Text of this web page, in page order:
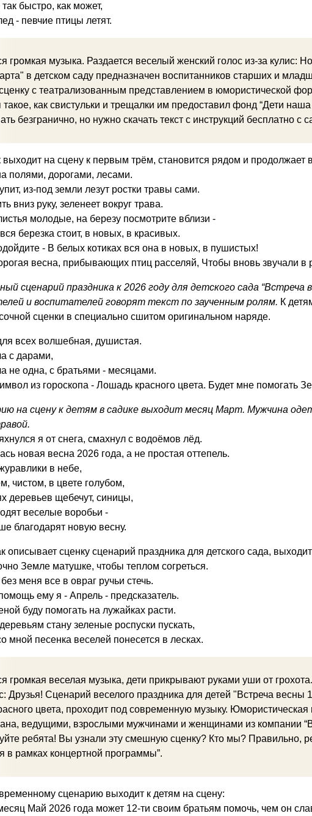
быстро, как может,
- певчие птицы летят.
громкая музыка. Раздается веселый женский голос из-за кулис:
в детском саду предназначен воспитанников старших и
с театрализованным представлением в юмористической
такое, как свистульки и трещалки им предоставил фонд “Дети
безгранично, но нужно скачать текст с инструкций бесплатно с
выходит на сцену к первым трём, становится рядом и продолжает
полями, дорогами, лесами.
из-под земли лезут ростки травы сами.
вниз руку, зеленеет вокруг трава.
молодые, на березу посмотрите вблизи -
березка стоит, в новых, в красивых.
- В белых котиках вся она в новых, в пушистых!
весна, прибывающих птиц расселяй, Чтобы вновь звучали в
сценарий праздника к 2026 году для детского сада
и воспитателей говорят текст по заученным ролям. К
сценки в специально сшитом оригинальном наряде.
всех волшебная, душистая.
с дарами,
не одна, с братьями - месяцами.
из гороскопа - Лошадь красного цвета. Будет мне помогать
на сцену к детям в садике выходит месяц Март. Мужчина
я от снега, смахнул с водоёмов лёд.
новая весна 2026 года, а не простая оттепель.
в небе,
чистом, в цвете голубом,
деревьев щебечут, синицы,
веселые воробьи -
благодарят новую весну.
описывает сценку сценарий праздника для детского сада,
Земле матушке, чтобы теплом согреться.
меня все в овраг ручьи стечь.
ему я - Апрель - предсказатель.
буду помогать на лужайках расти.
стану зеленые роспуски пускать,
мной песенка веселей понесется в лесках.
громкая веселая музыка, дети прикрывают руками уши от
Друзья! Сценарий веселого праздника для детей "Встреча весны
цвета, проходит под современную музыку.
ведущими, взрослыми мужчинами и женщинами из компании
ребята! Вы узнали эту смешную сценку? Кто мы? Правильно,
в рамках концертной программы”.
сценарию выходит к детям на сцену:
Май 2026 года может 12-ти своим братьям помочь, чем он